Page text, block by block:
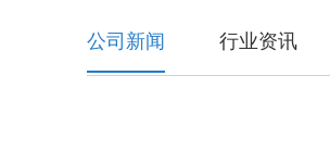
公司新闻 行业资讯